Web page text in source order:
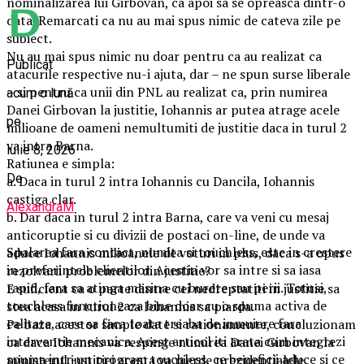
data. Remarcati ca nu au mai spus nimic de cateva zile pe
subiect.
Nu au mai spus nimic nu doar pentru ca au realizat ca
atacurile respective nu-i ajuta, dar – ne spun surse liberale
– si pentru ca unii din PNL au realizat ca, prin numirea
Danei Girbovan la justitie, Iohannis ar putea atrage acele
milioane de oameni nemultumiti de justitie daca in turul 2
va intra Barna.
Ratiunea e simpla:
a. Daca in turul 2 intra Iohannis cu Dancila, Iohannis
castiga clar.
b. Dar daca in turul 2 intra Barna, care va veni cu mesaj
anticoruptie si cu divizii de postaci on-line, de unde va
aduce Iohannis milioanele de voturi in plus, daca s-a opus
rezolvarii problemelor din justitie?
E suficient ca o parte dintre cei nedreptatiti in justitie sa
stea acasa in turul 2 ca Iohannis sa piarda.
Pe baza acestor simple date si rationamente, concluzionam
ca daca Iohannis va respinge numirea Danei Girbovan la
ministerul justitiei acesta va pierde prezidentialele.
Publicat
acum o lună
pe
iulie 8, 2026
De
AlexandraM
Spalarea fara contact, numita si touchless, este in crestere
in preferintele clientilor. Acestia vor sa intre si sa iasa
rapid, fara sa atinga masina cu burete sau perii. Totusi,
touchless functioneaza bine doar cu o spuma activa de
calitate, care sa faca toata treaba de inmuiere fara
interventie mecanica. Acest articol iti arata cum integrezi
spuma intr-un program touchless, ce beneficii aduce si ce